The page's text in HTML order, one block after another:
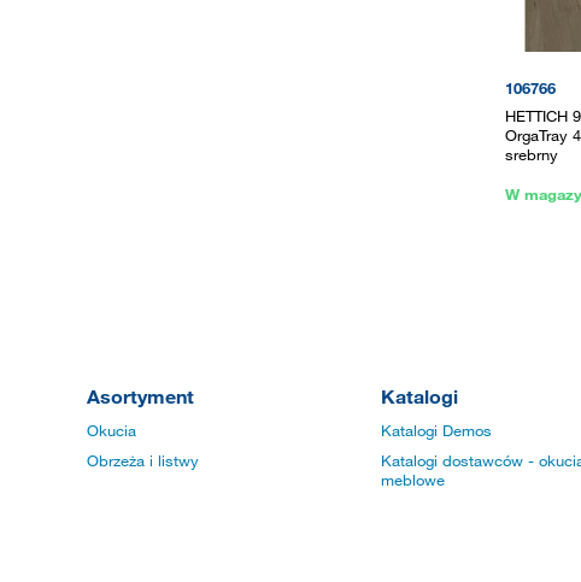
106766
HETTICH
OrgaTray
srebrny
W
Asortyment
Okucia
Obrzeża i listwy
Katalogi
Katalogi Demos
Katalogi dostawców -
meblowe